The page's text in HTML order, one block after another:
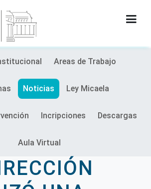
INSTITUCIÓN
SECRETARÍAS
PRENSA
CULTURA
CONTACTO
Areas de Trabajo
Noticias Ley Micaela
Incripciones Descargas
Aula Virtual